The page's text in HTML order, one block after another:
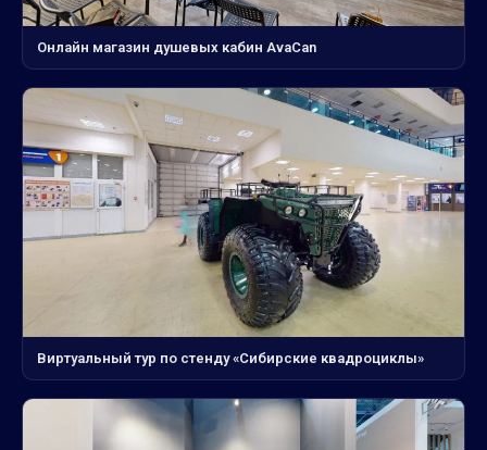
Онлайн магазин душевых кабин AvaCan
Виртуальный тур по стенду «Сибирские квадроциклы»